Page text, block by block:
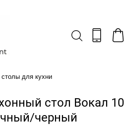
для кухни
стол Вокал 10
черный